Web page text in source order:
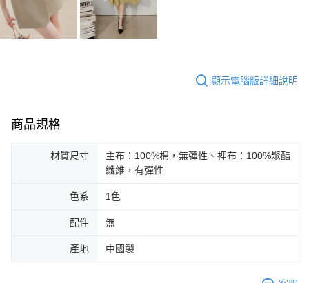
顯示電腦版詳細說明
商品規格
材質尺寸
主布：100%棉，無彈性、裡布：100%聚酯
纖維，有彈性
色系 1色
配件 無
產地 中國製